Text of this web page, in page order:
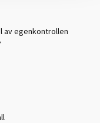
av egenkontrollen